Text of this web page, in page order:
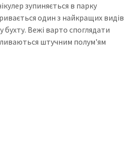
зупиняється в парку
один з найкращих видів
бухту. Вежі варто споглядати
штучним полум'ям